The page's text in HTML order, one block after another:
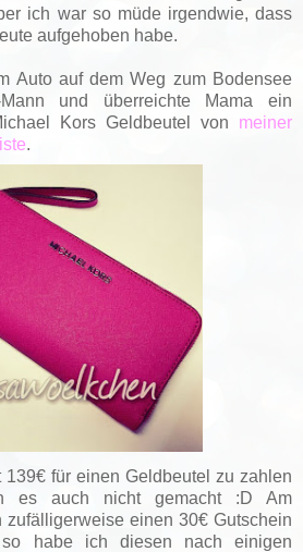
ich war so müde irgendwie, dass
aufgehoben habe.
Auto auf dem Weg zum Bodensee
und überreichte Mama ein
Kors Geldbeutel von meiner
.
139€ für einen Geldbeutel zu zahlen
es auch nicht gemacht :D Am
zufälligerweise einen 30€ Gutschein
habe ich diesen nach einigen